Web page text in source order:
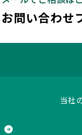
お問い合わせ
当社